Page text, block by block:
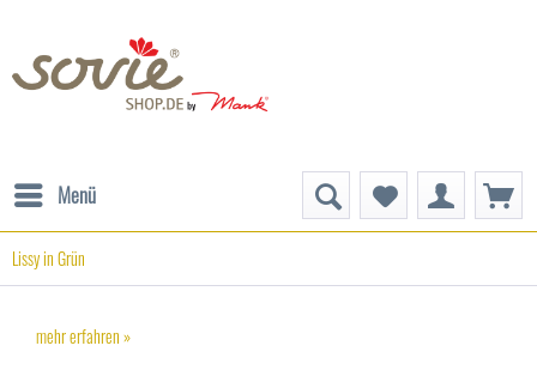
Menü
Lissy in Grün
mehr erfahren »